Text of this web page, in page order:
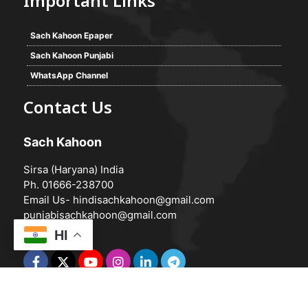
Sach Kahoon Epaper
Sach Kahoon Punjabi
WhatsApp Channel
Contact Us
Sach Kahoon
Sirsa (Haryana) India
Ph. 01666-238700
Email Us- hindisachkahoon@gmail.com
punjabisachkahoon@gmail.com
HI